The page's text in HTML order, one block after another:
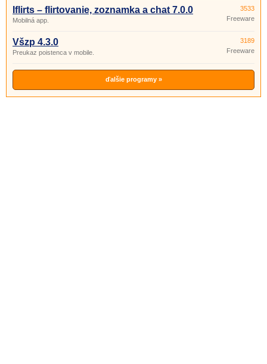
Iflirts – flirtovanie, zoznamka a chat 7.0.0
Mobilná app.
3533
Freeware
Všzp 4.3.0
Preukaz poistenca v mobile.
3189
Freeware
ďalšie programy »